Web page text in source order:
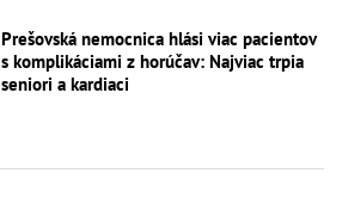
Prešovská nemocnica hlási viac pacientov
s komplikáciami z horúčav: Najviac trpia
seniori a kardiaci